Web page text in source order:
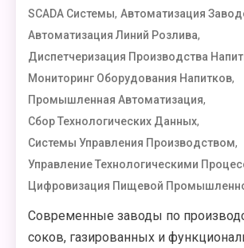
SCADA Системы,Автоматизация
Автоматизация Линий Розлива,
Диспетчеризация Производства
Мониторинг Оборудования Напитков,
Промышленная Автоматизация,
Сбор Технологических Данных,
Системы Управления Производством,
Управление Технологическими
Цифровизация Пищевой
Современные заводы по
соков, газированных и